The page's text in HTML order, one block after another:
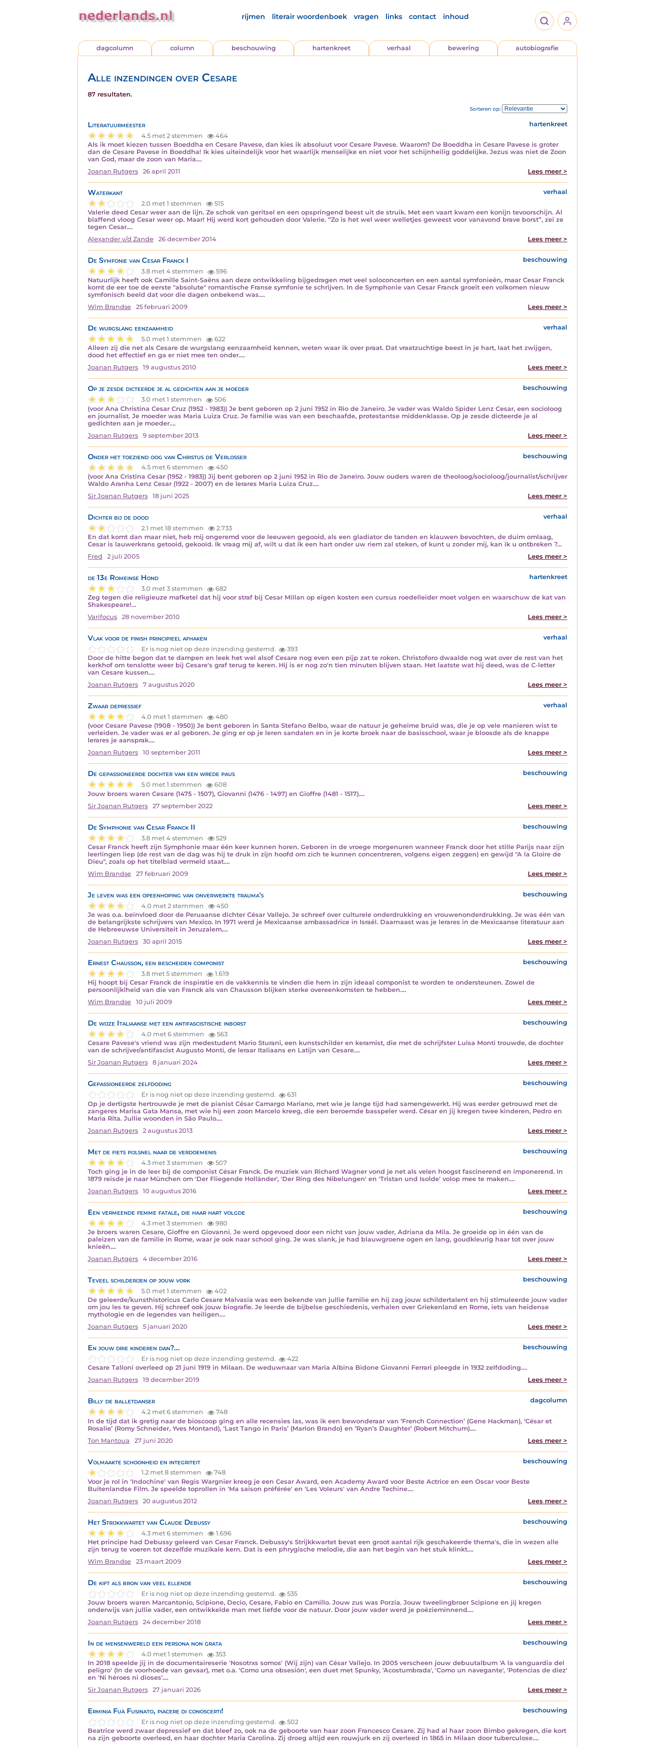
rijmen literair woordenboek vragen links contact inhoud
dagcolumn column beschouwing hartenkreet verhaal bewering autobiografie
Alle inzendingen over Cesare
87 resultaten.
Sorteren op:
Literatuurmeester
hartenkreet
4.5 met 2 stemmen
464
Als ik moet kiezen tussen Boeddha en Cesare Pavese, dan kies ik absoluut voor Cesare Pavese. Waarom? De Boeddha in Cesare Pavese is groter
dan de Cesare Pavese in Boeddha! Ik kies uiteindelijk voor het waarlijk menselijke en niet voor het schijnheilig goddelijke. Jezus was niet de Zoon
van God, maar de zoon van Maria.…
Joanan Rutgers
26 april 2011 Lees meer >
Waterkant
verhaal
2.0 met 1 stemmen
515
Valerie deed Cesar weer aan de lijn. Ze schok van geritsel en een opspringend beest uit de struik. Met een vaart kwam een konijn tevoorschijn. Al
blaffend vloog Cesar weer op. Maar! Hij werd kort gehouden door Valerie. “Zo is het wel weer welletjes geweest voor vanavond brave borst”, zei ze
tegen Cesar.…
Alexander v/d Zande
26 december 2014 Lees meer >
De Symfonie van Cesar Franck I
beschouwing
3.8 met 4 stemmen
596
Natuurlijk heeft ook Camille Saint-Saëns aan deze ontwikkeling bijgedragen met veel soloconcerten en een aantal symfonieën, maar Cesar Franck
komt de eer toe de eerste "absolute" romantische Franse symfonie te schrijven. In de Symphonie van Cesar Franck groeit een volkomen nieuw
symfonisch beeld dat voor die dagen onbekend was.…
Wim Brandse
25 februari 2009 Lees meer >
De wurgslang eenzaamheid
verhaal
5.0 met 1 stemmen
622
Alleen zij die net als Cesare de wurgslang eenzaamheid kennen, weten waar ik over praat. Dat vraatzuchtige beest in je hart, laat het zwijgen,
dood het effectief en ga er niet mee ten onder.…
Joanan Rutgers
19 augustus 2010 Lees meer >
Op je zesde dicteerde je al gedichten aan je moeder
beschouwing
3.0 met 1 stemmen
506
(voor Ana Christina Cesar Cruz (1952 - 1983)) Je bent geboren op 2 juni 1952 in Rio de Janeiro. Je vader was Waldo Spider Lenz Cesar, een socioloog
en journalist. Je moeder was Maria Luiza Cruz. Je familie was van een beschaafde, protestantse middenklasse. Op je zesde dicteerde je al
gedichten aan je moeder.…
Joanan Rutgers
9 september 2013 Lees meer >
Onder het toeziend oog van Christus de Verlosser
beschouwing
4.5 met 6 stemmen
450
(voor Ana Cristina Cesar (1952 - 1983)) Jij bent geboren op 2 juni 1952 in Rio de Janeiro. Jouw ouders waren de theoloog/socioloog/journalist/schrijver
Waldo Aranha Lenz Cesar (1922 - 2007) en de lerares Maria Luiza Cruz.…
Sir Joanan Rutgers
18 juni 2025 Lees meer >
Dichter bij de dood
verhaal
2.1 met 18 stemmen
2.733
En dat komt dan maar niet, heb mij ongeremd voor de leeuwen gegooid, als een gladiator de tanden en klauwen bevochten, de duim omlaag,
Cesar is lauwerkrans getooid, gekooid. Ik vraag mij af, wilt u dat ik een hart onder uw riem zal steken, of kunt u zonder mij, kan ik u ontbreken ?…
Fred
2 juli 2005 Lees meer >
de 13e Romeinse Hond
hartenkreet
3.0 met 3 stemmen
682
Zeg tegen die religieuze mafketel dat hij voor straf bij Cesar Millan op eigen kosten een cursus roedelleider moet volgen en waarschuw de kat van
Shakespeare!…
Varifocus
28 november 2010 Lees meer >
Vlak voor de finish principieel afhaken
verhaal
Er is nog niet op deze inzending gestemd.
393
Door de hitte begon dat te dampen en leek het wel alsof Cesare nog even een pijp zat te roken. Christoforo dwaalde nog wat over de rest van het
kerkhof om tenslotte weer bij Cesare's graf terug te keren. Hij is er nog zo'n tien minuten blijven staan. Het laatste wat hij deed, was de C-letter
van Cesare kussen.…
Joanan Rutgers
7 augustus 2020 Lees meer >
Zwaar depressief
verhaal
4.0 met 1 stemmen
480
(voor Cesare Pavese (1908 - 1950)) Je bent geboren in Santa Stefano Belbo, waar de natuur je geheime bruid was, die je op vele manieren wist te
verleiden. Je vader was er al geboren. Je ging er op je leren sandalen en in je korte broek naar de basisschool, waar je bloosde als de knappe
lerares je aansprak.…
Joanan Rutgers
10 september 2011 Lees meer >
De gepassioneerde dochter van een wrede paus
beschouwing
5.0 met 1 stemmen
608
Jouw broers waren Cesare (1475 - 1507), Giovanni (1476 - 1497) en Gioffre (1481 - 1517).…
Sir Joanan Rutgers
27 september 2022 Lees meer >
De Symphonie van Cesar Franck II
beschouwing
3.8 met 4 stemmen
529
Cesar Franck heeft zijn Symphonie maar één keer kunnen horen. Geboren in de vroege morgenuren wanneer Franck door het stille Parijs naar zijn
leerlingen liep (de rest van de dag was hij te druk in zijn hoofd om zich te kunnen concentreren, volgens eigen zeggen) en gewijd "A la Gloire de
Dieu", zoals op het titelblad vermeld staat.…
Wim Brandse
27 februari 2009 Lees meer >
Je leven was een opeenhoping van onverwerkte trauma's
beschouwing
4.0 met 2 stemmen
450
Je was o.a. beïnvloed door de Peruaanse dichter César Vallejo. Je schreef over culturele onderdrukking en vrouwenonderdrukking. Je was één van
de belangrijkste schrijvers van Mexico. In 1971 werd je Mexicaanse ambassadrice in Israël. Daarnaast was je lerares in de Mexicaanse literatuur aan
de Hebreeuwse Universiteit in Jeruzalem.…
Joanan Rutgers
30 april 2015 Lees meer >
Ernest Chausson, een bescheiden componist
beschouwing
3.8 met 5 stemmen
1.619
Hij hoopt bij Cesar Franck de inspiratie en de vakkennis te vinden die hem in zijn ideaal componist te worden te ondersteunen. Zowel de
persoonlijklheid van die van Franck als van Chausson blijken sterke overeenkomsten te hebben.…
Wim Brandse
10 juli 2009 Lees meer >
De wijze Italiaanse met een antifascistische inborst
beschouwing
4.0 met 6 stemmen
563
Cesare Pavese's vriend was zijn medestudent Mario Sturani, een kunstschilder en keramist, die met de schrijfster Luisa Monti trouwde, de dochter
van de schrijver/antifascist Augusto Monti, de leraar Italiaans en Latijn van Cesare.…
Sir Joanan Rutgers
8 januari 2024 Lees meer >
Gepassioneerde zelfdoding
beschouwing
Er is nog niet op deze inzending gestemd.
631
Op je dertigste hertrouwde je met de pianist César Camargo Mariano, met wie je lange tijd had samengewerkt. Hij was eerder getrouwd met de
zangeres Marisa Gata Mansa, met wie hij een zoon Marcelo kreeg, die een beroemde basspeler werd. César en jij kregen twee kinderen, Pedro en
Maria Rita. Jullie woonden in São Paulo.…
Joanan Rutgers
2 augustus 2013 Lees meer >
Met de fiets pijlsnel naar de verdoemenis
beschouwing
4.3 met 3 stemmen
507
Toch ging je in de leer bij de componist César Franck. De muziek van Richard Wagner vond je net als velen hoogst fascinerend en imponerend. In
1879 reisde je naar München om 'Der Fliegende Holländer', 'Der Ring des Nibelungen' en 'Tristan und Isolde' volop mee te maken.…
Joanan Rutgers
10 augustus 2016 Lees meer >
Een vermeende femme fatale, die haar hart volgde
beschouwing
4.3 met 3 stemmen
980
Je broers waren Cesare, Gioffre en Giovanni. Je werd opgevoed door een nicht van jouw vader, Adriana da Mila. Je groeide op in één van de
paleizen van de familie in Rome, waar je ook naar school ging. Je was slank, je had blauwgroene ogen en lang, goudkleurig haar tot over jouw
knieën.…
Joanan Rutgers
4 december 2016 Lees meer >
Teveel schilderijen op jouw vork
beschouwing
5.0 met 1 stemmen
402
De geleerde/kunsthistoricus Carlo Cesare Malvasia was een bekende van jullie familie en hij zag jouw schildertalent en hij stimuleerde jouw vader
om jou les te geven. Hij schreef ook jouw biografie. Je leerde de bijbelse geschiedenis, verhalen over Griekenland en Rome, iets van heidense
mythologie en de legendes van heiligen.…
Joanan Rutgers
5 januari 2020 Lees meer >
En jouw drie kinderen dan?...
beschouwing
Er is nog niet op deze inzending gestemd.
422
Cesare Talloni overleed op 21 juni 1919 in Milaan. De weduwnaar van Maria Albina Bidone Giovanni Ferrari pleegde in 1932 zelfdoding.…
Joanan Rutgers
19 december 2019 Lees meer >
Billy de balletdanser
dagcolumn
4.2 met 6 stemmen
748
In de tijd dat ik gretig naar de bioscoop ging en alle recensies las, was ik een bewonderaar van ‘French Connection’ (Gene Hackman), ‘César et
Rosalie’ (Romy Schneider, Yves Montand), ‘Last Tango in Paris’ (Marlon Brando} en ‘Ryan’s Daughter’ (Robert Mitchum).…
Ton Mantoua
27 juni 2020 Lees meer >
Volmaakte schoonheid en integriteit
beschouwing
1.2 met 8 stemmen
748
Voor je rol in 'Indochine' van Regis Wargnier kreeg je een Cesar Award, een Academy Award voor Beste Actrice en een Oscar voor Beste
Buitenlandse Film. Je speelde toprollen in 'Ma saison préférée' en 'Les Voleurs' van Andre Techine.…
Joanan Rutgers
20 augustus 2012 Lees meer >
Het Strijkkwartet van Claude Debussy
beschouwing
4.3 met 6 stemmen
1.696
Het principe had Debussy geleerd van Cesar Franck. Debussy's Strijkkwartet bevat een groot aantal rijk geschakeerde thema's, die in wezen alle
zijn terug te voeren tot dezelfde muzikale kern. Dat is een phrygische melodie, die aan het begin van het stuk klinkt.…
Wim Brandse
23 maart 2009 Lees meer >
De kift als bron van veel ellende
beschouwing
Er is nog niet op deze inzending gestemd.
535
Jouw broers waren Marcantonio, Scipione, Decio, Cesare, Fabio en Camillo. Jouw zus was Porzia. Jouw tweelingbroer Scipione en jij kregen
onderwijs van jullie vader, een ontwikkelde man met liefde voor de natuur. Door jouw vader werd je poëzieminnend.…
Joanan Rutgers
24 december 2018 Lees meer >
In de mensenwereld een persona non grata
beschouwing
4.0 met 1 stemmen
353
In 2018 speelde jij in de documentaireserie 'Nosotrxs somos' (Wij zijn) van César Vallejo. In 2005 verscheen jouw debuutalbum 'A la vanguardia del
peligro' (In de voorhoede van gevaar), met o.a. 'Como una obsesión', een duet met Spunky, 'Acostumbrada', 'Como un navegante', 'Potencias de diez'
en 'Ni héroes ni dioses'.…
Sir Joanan Rutgers
27 januari 2026 Lees meer >
Erminia Fuà Fusinato, piacere di conoscerti!
beschouwing
Er is nog niet op deze inzending gestemd.
502
Beatrice werd zwaar depressief en dat bleef zo, ook na de geboorte van haar zoon Francesco Cesare. Zij had al haar zoon Bimbo gekregen, die kort
na zijn geboorte overleed, en haar dochter Maria Carolina. Zij droeg altijd een rouwjurk en zij overleed in 1865 in Milaan door tuberculose.…